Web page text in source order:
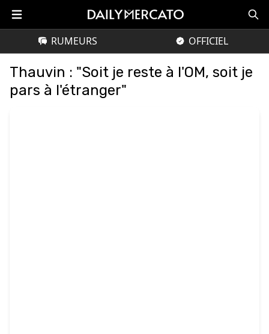
RUMEURS OFFICIEL
Thauvin : "Soit je reste à l'OM, soit je
pars à l'étranger"